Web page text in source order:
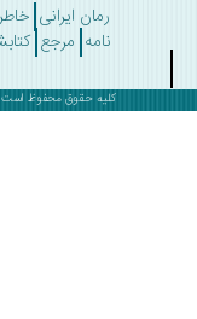
رمان ایرانی خاطره،
مرجع کتابشناسی
کلیه حقوق محفوظ است و